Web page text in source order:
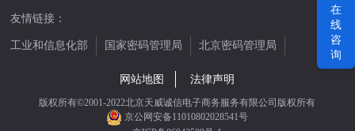
友情链接：
工业和信息化部 国家密码管理局
北京密码管理局
网站地图
法律声明
版权所有©2001-2022北京天威诚信电子商务服务有限公司版权所有
京公网安备11010802028541号
在
线
咨
询